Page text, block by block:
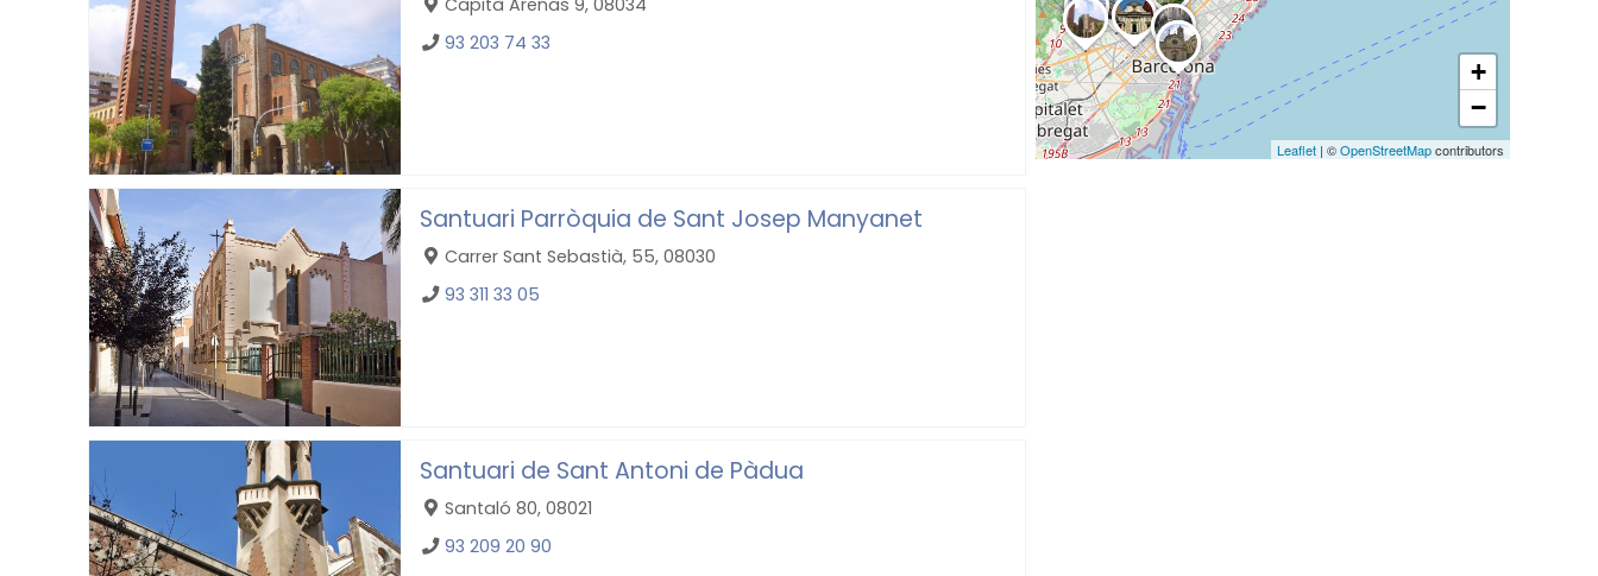
93 203 74 33
Santuari Parròquia de Sant Josep Manyanet
Carrer Sant Sebastià, 55, 08030
93 311 33 05
Santuari de Sant Antoni de Pàdua
Santaló 80, 08021
93 209 20 90
+
−
Leaflet| ©OpenStreetMapcontributors